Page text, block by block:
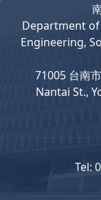
Departmentof
Engineering,
71005 台南
Nantai St.,
Tel: